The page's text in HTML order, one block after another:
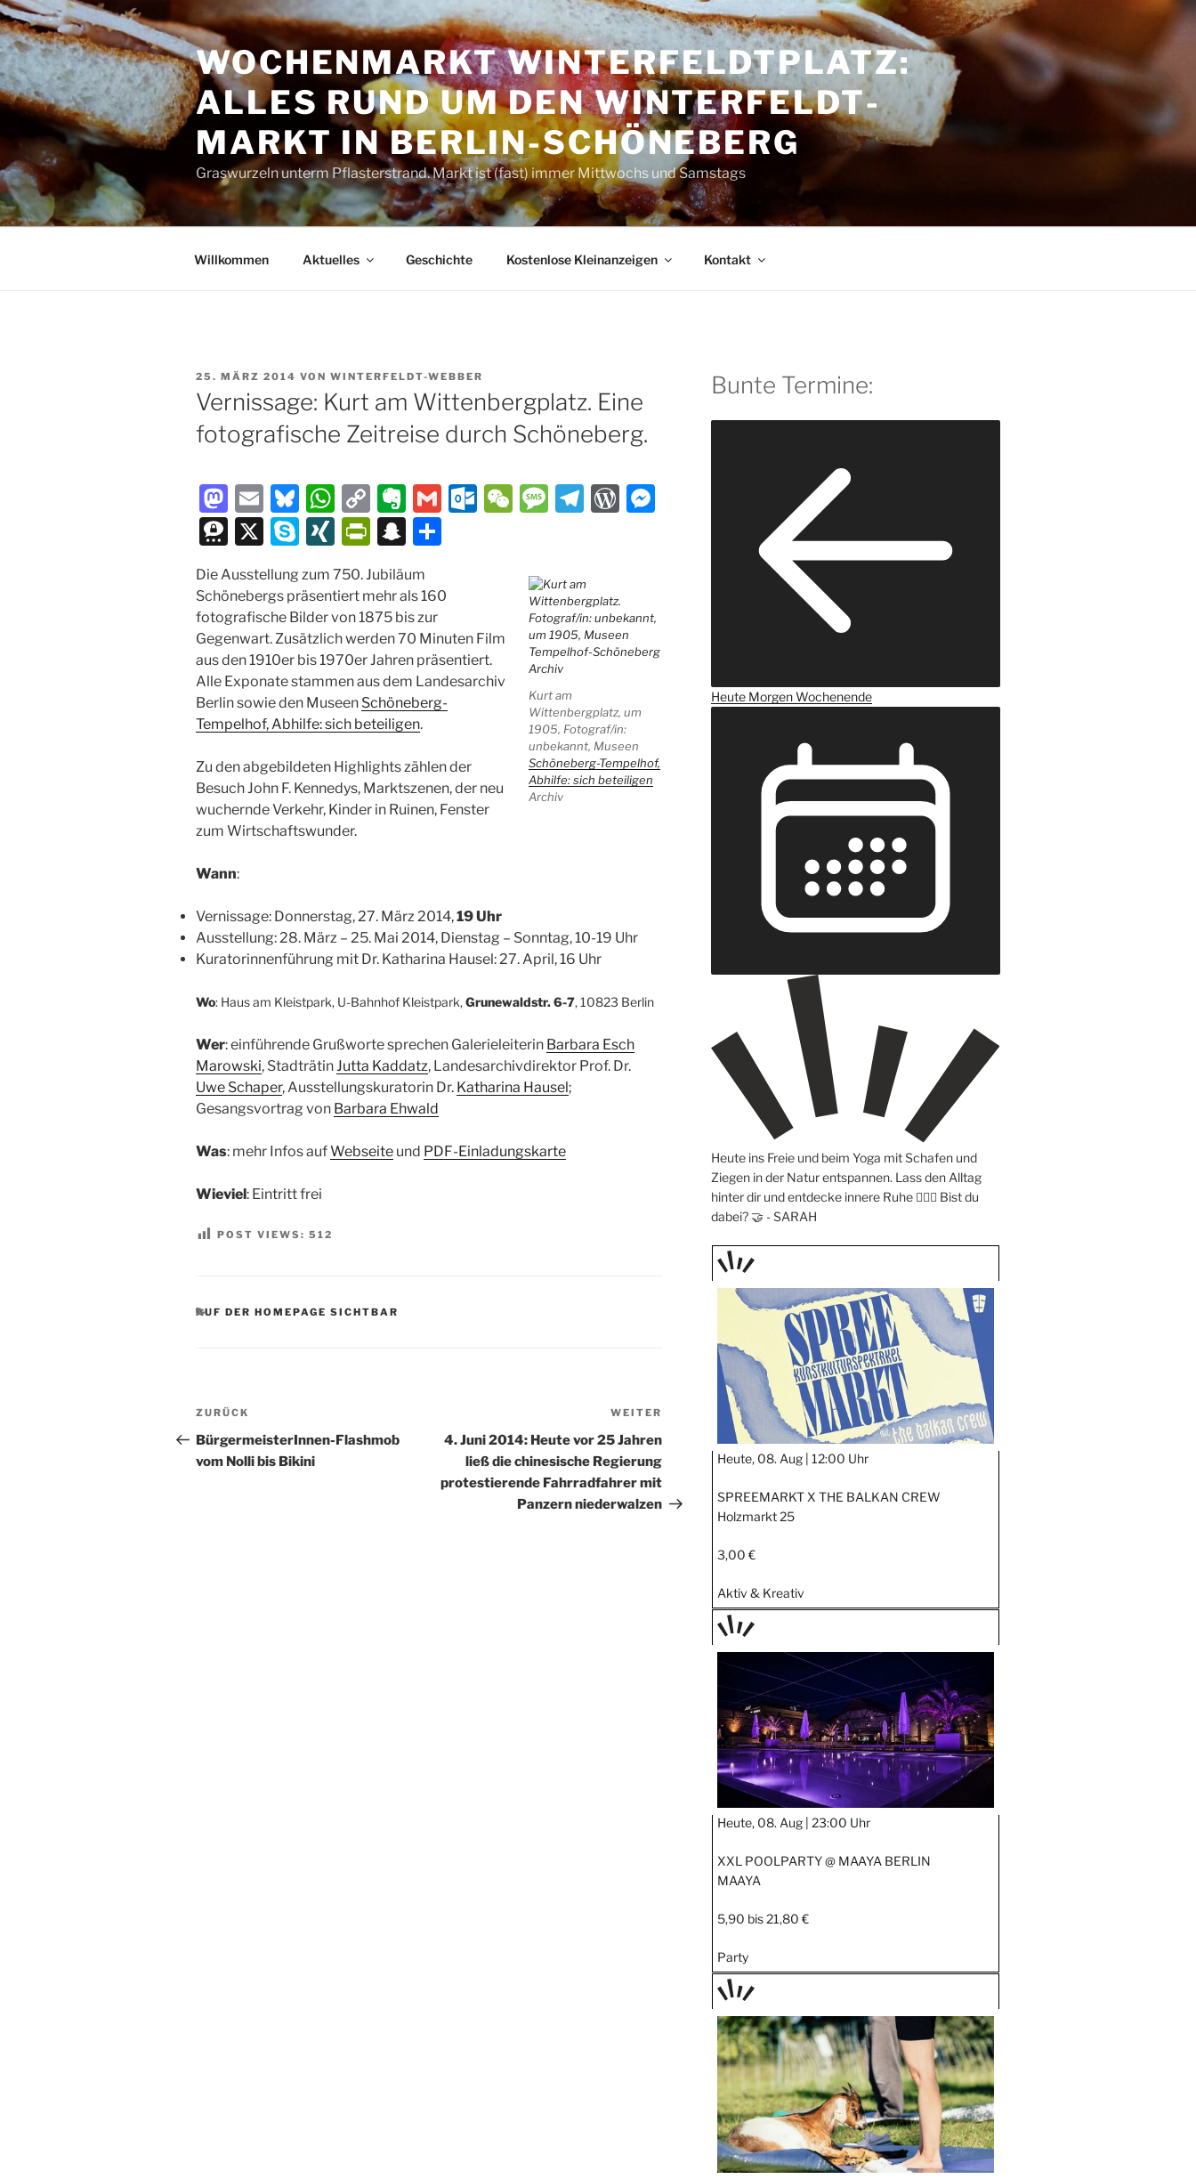
Zum
Inhalt
springen
WOCHENMARKT WINTER­FELDT­PLATZ:
ALLES RUND UM DEN WINTER­FELDT­
MARKT IN BERLIN-SCHÖNEBERG
Graswurzeln unterm Pflasterstrand. Markt ist (fast) immer Mittwochs und Samstags
Willkommen Aktuelles Geschichte Kostenlose Kleinanzeigen Kontakt
VERÖFFENTLICHT
AM
25. MÄRZ 2014 VON WINTERFELDT-WEBBER
Vernissage: Kurt am Wittenbergplatz. Eine
fotografische Zeitreise durch Schöneberg.
M
a
st
o
d
o
n
E
m
ai
l
Bl
u
e
s
k
y
W
h
at
s
A
p
p
C
o
p
y
Li
n
k
E
v
er
n
ot
e
G
l
O
c
o
m
W
h
at
M
a
g
e
T
gr
a
m
W
re
ss
n
g
er
T
e
e
m
a
X
S
y
p
e
XI
N
G
P
ri
nt
Fr
ie
n
dl
y
S
a
p
c
h
at
le
Kurt am
Wittenbergplatz, um
1905, Fotograf/in:
unbekannt, Museen
Schöneberg-Tempelhof,
Abhilfe: sich beteiligen
Archiv
Die Ausstellung zum 750. Jubiläum
Schönebergs präsentiert mehr als 160
fotografische Bilder von 1875 bis zur
Gegenwart. Zusätzlich werden 70 Minuten Film
aus den 1910er bis 1970er Jahren präsentiert.
Alle Exponate stammen aus dem Landesarchiv
Berlin sowie den Museen Schöneberg-
Tempelhof, Abhilfe: sich beteiligen.
Zu den abgebildeten Highlights zählen der
Besuch John F. Kennedys, Marktszenen, der neu
wuchernde Verkehr, Kinder in Ruinen, Fenster
zum Wirtschaftswunder.
Wann:
Vernissage: Donnerstag, 27. März 2014,19 Uhr
Ausstellung: 28. März – 25. Mai 2014, Dienstag – Sonntag, 10-19 Uhr
Kuratorinnenführung mit Dr. Katharina Hausel: 27. April, 16 Uhr
Wo: Haus am Kleistpark, U-Bahnhof Kleistpark,Grunewaldstr. 6-7, 10823 Berlin
Wer: einführende Grußworte sprechen Galerieleiterin Barbara Esch
Marowski, StadträtinJutta Kaddatz, Landesarchivdirektor Prof. Dr.
Uwe Schaper, Ausstellungskuratorin Dr. Katharina Hausel;
Gesangsvortrag von Barbara Ehwald
Was: mehr Infos aufWebseite und PDF-Einladungskarte
Wieviel: Eintritt frei
POST VIEWS: 512
KATEGORIEN
AUF DER HOMEPAGE SICHTBAR
Beitragsnavigation
Vorheriger
Beitrag
ZURÜCK
BürgermeisterInnen-Flashmob
vom Nolli bis Bikini
Beitrag
WEITER
4. Juni 2014: Heute vor 25 Jahren
ließ die chinesische Regierung
protestierende Fahrradfahrer mit
Panzern niederwalzen
Bunte Termine:
Heute MorgenWochenende
Heute ins Freie und beim Yoga mit Schafen und
Ziegen in der Natur entspannen. Lass den Alltag
hinter dir und entdecke innere Ruhe 🧘‍♀️✨ Bist du
dabei? 🤝 -SARAH
TAGE
STIPP
Heute, 08. Aug | 12:00 Uhr
SPREEMARKT X THE BALKAN CREW
Holzmarkt 25
3,00 €
Aktiv & Kreativ
TAGE
STIPP
Heute, 08. Aug | 23:00 Uhr
XXL POOLPARTY @ MAAYA BERLIN
MAAYA
5,90 bis 21,80 €
Party
TAGE
STIPP